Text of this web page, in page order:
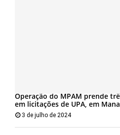
Operação do MPAM prende
em licitações de UPA, em
3 de julho de 2024